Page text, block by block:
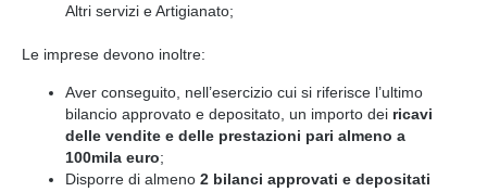
Altri servizi e Artigianato;
Le imprese devono inoltre:
Aver conseguito, nell’esercizio cui si riferisce l’ultimo
bilancio approvato e depositato, un importo dei ricavi
delle vendite e delle prestazioni pari almeno a
100mila euro;
Disporre di almeno 2 bilanci approvati e depositati